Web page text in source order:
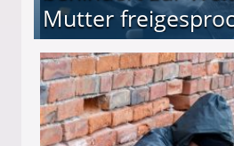
Mutter
Mutter freigesprochen!